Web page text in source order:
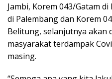
Jambi, Korem 043/Gatam
di Palembang dan Korem
Belitung, selanjutnya akan
masyarakat terdampak
masing.